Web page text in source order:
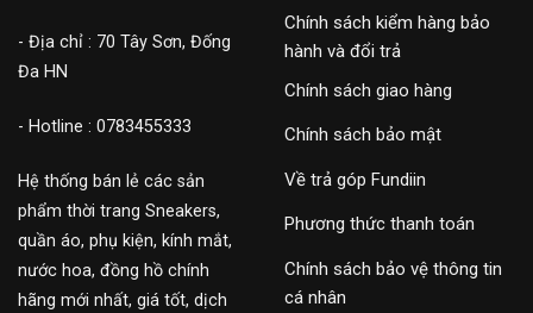
- Địa chỉ : 70 Tây Sơn, Đống
Đa HN
- Hotline : 0783455333
Hệ thống bán lẻ các sản
phẩm thời trang Sneakers,
quần áo, phụ kiện, kính mắt,
nước hoa, đồng hồ chính
hãng mới nhất, giá tốt, dịch
Chính sách kiểm hàng bảo
hành và đổi trả
Chính sách giao hàng
Chính sách bảo mật
Về trả góp Fundiin
Phương thức thanh toán
Chính sách bảo vệ thông tin
cá nhân